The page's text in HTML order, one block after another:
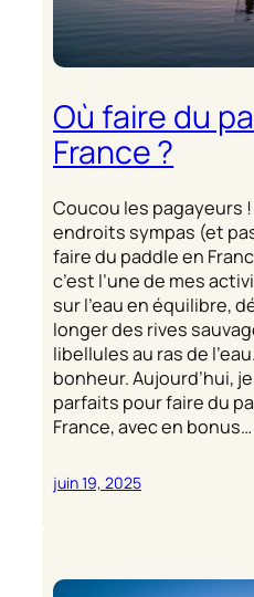
Où faire du
France ?
Coucou les pagayeurs
endroits sympas (et
faire du paddle en
c’est l’une de mes
sur l’eau en équilibre,
longer des rives
libellules au ras de
bonheur. Aujourd’hui,
parfaits pour faire du
France, avec en bonus…
juin 19, 2025